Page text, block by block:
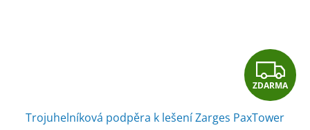
Z
D
ZDARMA
Trojuhelníková podpěra k lešení Zarges PaxTower